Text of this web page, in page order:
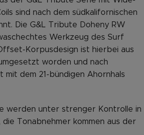
sind nach dem südkalifornischen
Die G&L Tribute Doheny RW
Werkzeug des Surf
Korpusdesign ist hierbei aus
worden und nach
mit dem 21-bündigen Ahornhals
werden unter strenger Kontrolle in
Tonabnehmer kommen aus der